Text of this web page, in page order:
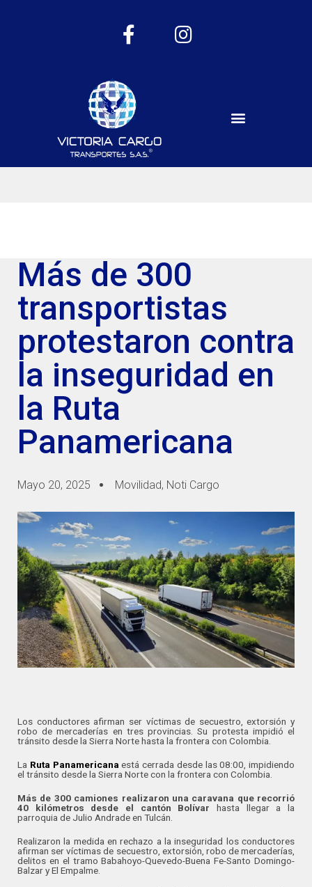
Más de 300
transportistas
protestaron contra
la inseguridad en
la Ruta
Panamericana
Mayo 20, 2025 Movilidad, Noti Cargo
Los conductores afirman ser víctimas de secuestro, extorsión y
robo de mercaderías en tres provincias. Su protesta impidió el
tránsito desde la Sierra Norte hasta la frontera con Colombia.
La Ruta Panamericana está cerrada desde las 08:00, impidiendo
el tránsito desde la Sierra Norte con la frontera con Colombia.
Más de 300 camiones realizaron una caravana que recorrió
40 kilómetros desde el cantón Bolívar hasta llegar a la
parroquia de Julio Andrade en Tulcán.
Realizaron la medida en rechazo a la inseguridad los conductores
afirman ser víctimas de secuestro, extorsión, robo de mercaderías,
delitos en el tramo Babahoyo-Quevedo-Buena Fe-Santo Domingo-
Balzar y El Empalme.